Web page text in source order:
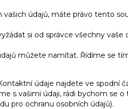
údajů, máte právo tento
si od správce všechny vaše
můžete namítat. Řídíme se
údaje najdete ve spodní
s vašimi údaji, rádi bychom se
pro ochranu osobních údajů).